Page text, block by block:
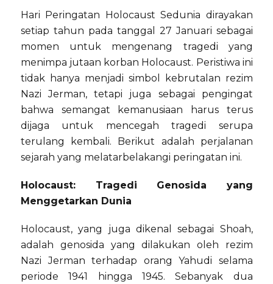
Hari Peringatan Holocaust Sedunia dirayakan
setiap tahun pada tanggal 27 Januari sebagai
momen untuk mengenang tragedi yang
menimpa jutaan korban Holocaust. Peristiwa ini
tidak hanya menjadi simbol kebrutalan rezim
Nazi Jerman, tetapi juga sebagai pengingat
bahwa semangat kemanusiaan harus terus
dijaga untuk mencegah tragedi serupa
terulang kembali. Berikut adalah perjalanan
sejarah yang melatarbelakangi peringatan ini.
Holocaust: Tragedi Genosida yang
Menggetarkan Dunia
Holocaust, yang juga dikenal sebagai Shoah,
adalah genosida yang dilakukan oleh rezim
Nazi Jerman terhadap orang Yahudi selama
periode 1941 hingga 1945. Sebanyak dua